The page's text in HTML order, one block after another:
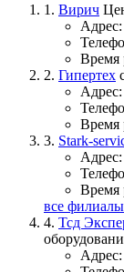
1. Вирич
Адрес:
Время
2. Гипертех
Адрес:
Время
3. Stark-
Адрес:
Время
все филиалы
4. Тсд
Адрес: